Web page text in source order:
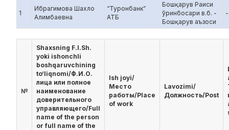
1
Ибрагимова Шахло
Алимбаевна
“Туронбанк”
АТБ
Бошқарув Раиси
ўринбосари в.б. -
Бошқарув аъзоси
-
№
Shaxsning F.I.Sh.
yoki ishonchli
boshqaruvchining
to‘liqnomi/Ф.И.О.
лица или полное
наименование
доверительного
управляющего/Full
name of the person
or full name of the
Ish joyi/
Место
работы/Place
of work
Lavozimi/
Должность/Post